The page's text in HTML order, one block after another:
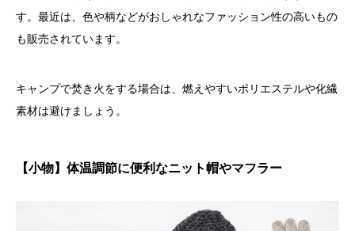
す。最近は、色や柄などがおしゃれなファッション性の高いもの
も販売されています。
キャンプで焚き火をする場合は、燃えやすいポリエステルや化繊
素材は避けましょう。
【小物】体温調節に便利なニット帽やマフラー